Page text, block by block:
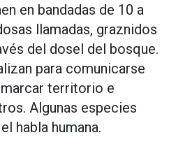
en bandadas de 10 a
llamadas, graznidos
del dosel del bosque.
para comunicarse
territorio e
Algunas especies
habla humana.